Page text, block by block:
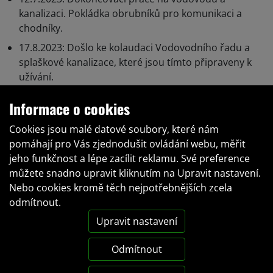
kanalizaci. Pokládka obrubníků pro komunikaci a
chodníky.
17.8.2023: Došlo ke kolaudaci Vodovodního řadu a
splaškové kanalizace, které jsou tímto připraveny k
užívání.
19.9.2023: Došlo ke kolaudaci veřejného osvětlení a
veškeré inženýrské sítě jsou v lokalitě dokončeny a
zkolaudovány !!!
5.9.2024: Rozdělily jsme pozemek 334/77 na dva
menší, aby lépe vyhovoval Vašim potřebám!
© Copyright 2026RD Žežice|Cookies|
Informace o cookies
Cookies jsou malé datové soubory, které nám
pomáhají pro Vás zjednodušit ovládání webu, měřit
jeho funkčnost a lépe zacílit reklamu. Své preference
můžete snadno upravit kliknutím na Upravit nastavení.
Nebo cookies kromě těch nejpotřebnějších zcela
odmítnout.
Upravit nastavení
Odmítnout